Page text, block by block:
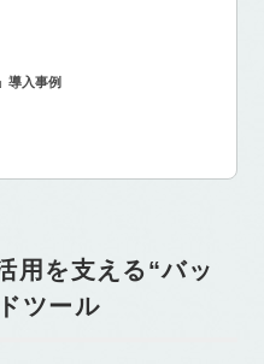
導入事例
用を支える“バッ
ツール